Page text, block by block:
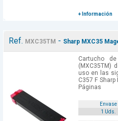
+ Información
Ref. MXC35TM - Sharp MXC35
Cartucho
(MXC35TM)
uso en las
C357 F
Páginas
Envase
1 Uds.